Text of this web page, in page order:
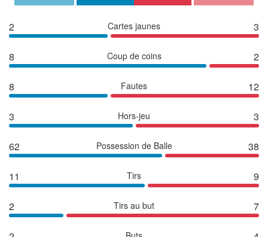
2 Cartes jaunes 3
8 Coup de coins 2
8 Fautes 12
3 Hors-jeu 3
62 Possession de Balle 38
11 Tirs 9
2 Tirs au but 7